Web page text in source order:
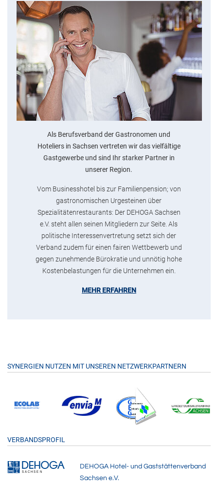
Als Berufsverband der Gastronomen und
Hoteliers in Sachsen vertreten wir das vielfältige
Gastgewerbe und sind Ihr starker Partner in
unserer Region.
Vom Businesshotel bis zur Familienpension; von
gastronomischen Urgesteinen über
Spezialitätenrestaurants: Der DEHOGA Sachsen
e.V. steht allen seinen Mitgliedern zur Seite. Als
politische Interessenvertretung setzt sich der
Verband zudem für einen fairen Wettbewerb und
gegen zunehmende Bürokratie und unnötig hohe
Kostenbelastungen für die Unternehmen ein.
MEHR ERFAHREN
SYNERGIEN NUTZEN MIT UNSEREN NETZWERKPARTNERN
VERBANDSPROFIL
DEHOGA Hotel- und Gaststättenverband
Sachsen e.V.